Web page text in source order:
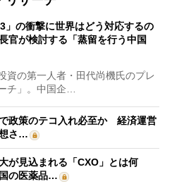
」の衝撃に世界はどう対応するの
が検討する「蒸留を行う中国
の第一人者・田代尚機氏のプレ
チ」。中国企…
政策のテコ入れ必至か 経済運営
さ…
が見込まれる「CXO」とは何
の医薬品…